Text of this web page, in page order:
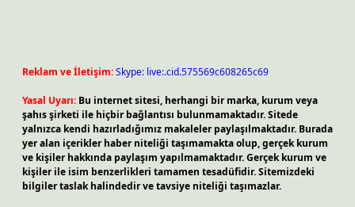
Reklam ve İletişim:Skype: live:.cid.575569c608265c69
Yasal Uyarı: Bu internet sitesi, herhangi bir marka, kurum veya
şahıs şirketi ile hiçbir bağlantısı bulunmamaktadır. Sitede
yalnızca kendi hazırladığımız makaleler paylaşılmaktadır. Burada
yer alan içerikler haber niteliği taşımamakta olup, gerçek kurum
ve kişiler hakkında paylaşım yapılmamaktadır. Gerçek kurum ve
kişiler ile isim benzerlikleri tamamen tesadüfidir. Sitemizdeki
bilgiler taslak halindedir ve tavsiye niteliği taşımazlar.